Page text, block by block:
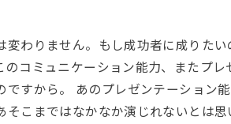
変わりません。もし成功者に成りた
のコミュニケーション能力、またプ
ですから。 あのプレゼンテーション
そこまではなかなか演じれないとは